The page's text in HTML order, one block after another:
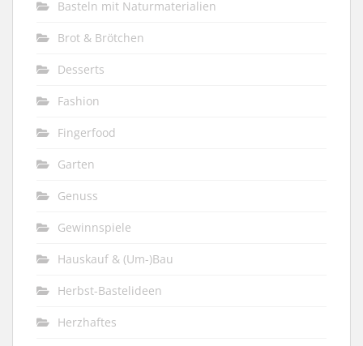
Basteln mit Naturmaterialien
Brot & Brötchen
Desserts
Fashion
Fingerfood
Garten
Genuss
Gewinnspiele
Hauskauf & (Um-)Bau
Herbst-Bastelideen
Herzhaftes